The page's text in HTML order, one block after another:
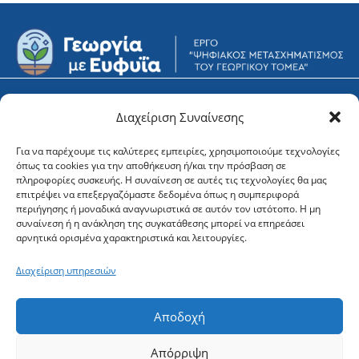
Διαχείριση Συναίνεσης
Για να παρέχουμε τις καλύτερες εμπειρίες, χρησιμοποιούμε τεχνολογίες
όπως τα cookies για την αποθήκευση ή/και την πρόσβαση σε
πληροφορίες συσκευής. Η συναίνεση σε αυτές τις τεχνολογίες θα μας
επιτρέψει να επεξεργαζόμαστε δεδομένα όπως η συμπεριφορά
περιήγησης ή μοναδικά αναγνωριστικά σε αυτόν τον ιστότοπο. Η μη
συναίνεση ή η ανάκληση της συγκατάθεσης μπορεί να επηρεάσει
αρνητικά ορισμένα χαρακτηριστικά και λειτουργίες.
Διαχείριση υπηρεσιών
Αποδοχή
Απόρριψη
Υποστήριξη
Φορείς
Newsletter